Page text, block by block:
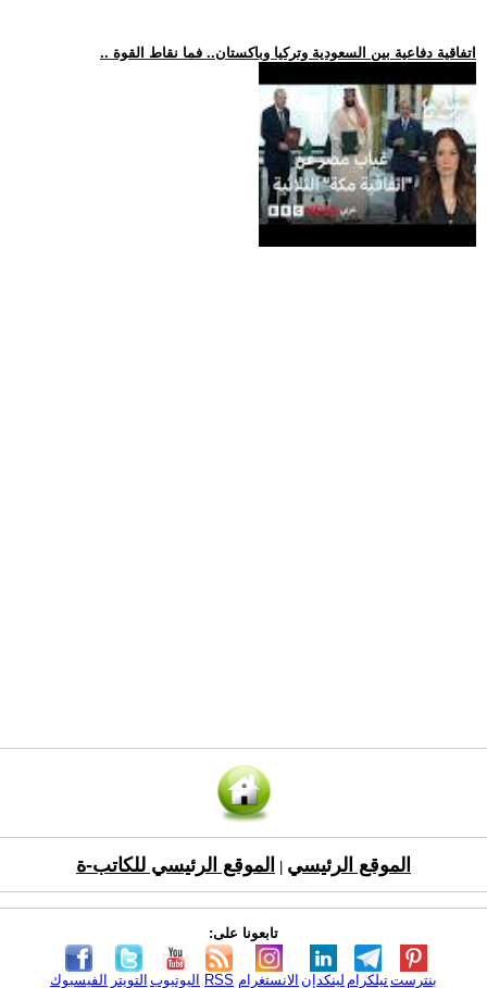
.. اتفاقية دفاعية بين السعودية وتركيا وباكستان.. فما نقاط القوة
الموقع الرئيسي الموقع الرئيسي للكاتب-ة
تابعونا على:
الفيسبوك التويتر اليوتيوب RSS الانستغرام لينكدإن تيلكرامبنترست